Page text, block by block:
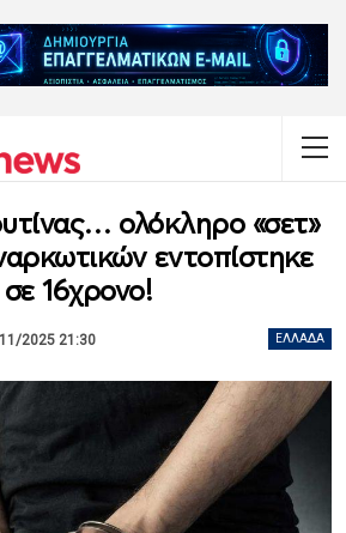
ολόκληρο «σετ»
εντοπίστηκε
σε 16χρονο!
ΕΛΛΆΔΑ
2025 21:30